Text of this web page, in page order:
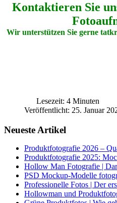
Kontaktieren Sie
Wir unterstützen Sie gerne
Lesezeit: 4 Minuten
Veröffentlicht: 25. Januar
Neueste Artikel
Produktfotografie 2026 –
Produktfotografie 2025:
Hollow Man Fotografie |
PSD Mockup-Modelle
Professionelle Fotos | Der
Hollowman und